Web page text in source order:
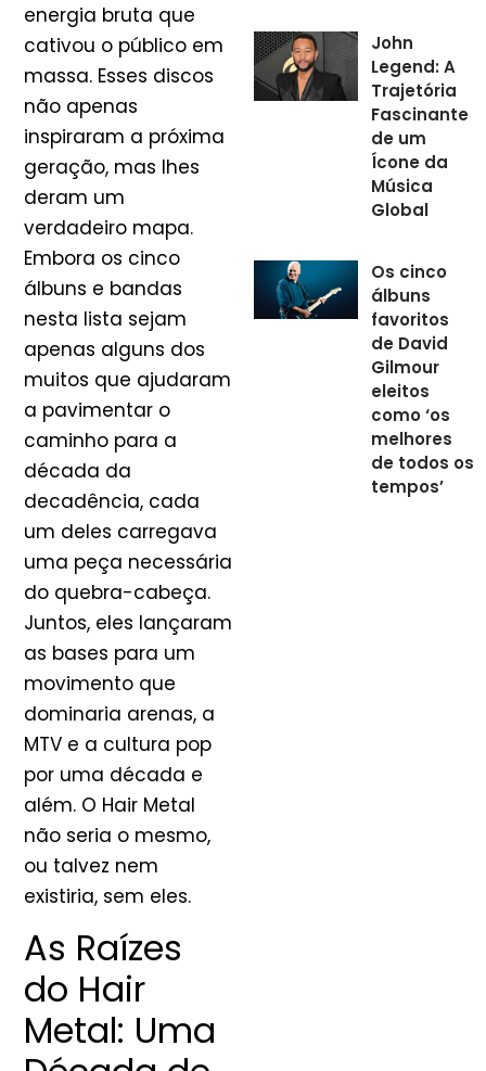
energia bruta que
cativou o público em
massa. Esses discos
não apenas
inspiraram a próxima
geração, mas lhes
deram um
verdadeiro mapa.
Embora os cinco
álbuns e bandas
nesta lista sejam
apenas alguns dos
muitos que ajudaram
a pavimentar o
caminho para a
década da
decadência, cada
um deles carregava
uma peça necessária
do quebra-cabeça.
Juntos, eles lançaram
as bases para um
movimento que
dominaria arenas, a
MTV e a cultura pop
por uma década e
além. O Hair Metal
não seria o mesmo,
ou talvez nem
existiria, sem eles.
As Raízes
do Hair
Metal: Uma
John
Legend: A
Trajetória
Fascinante
de um
Ícone da
Música
Global
Os cinco
álbuns
favoritos
de David
Gilmour
eleitos
como ‘os
melhores
de todos os
tempos’